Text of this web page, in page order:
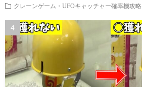
クレーンゲーム・UFOキャッチャー確率機攻略